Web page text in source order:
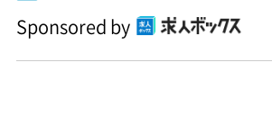
Sponsored by